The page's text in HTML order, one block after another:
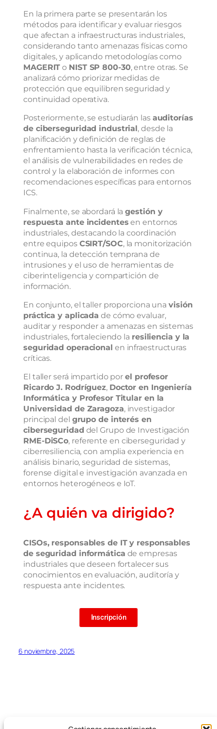
En la primera parte se presentarán los
métodos para identificar y evaluar riesgos
que afectan a infraestructuras industriales,
considerando tanto amenazas físicas como
digitales, y aplicando metodologías como
MAGERIT o NIST SP 800-30, entre otras. Se
analizará cómo priorizar medidas de
protección que equilibren seguridad y
continuidad operativa.
Posteriormente, se estudiarán las auditorías
de ciberseguridad industrial, desde la
planificación y definición de reglas de
enfrentamiento hasta la verificación técnica,
el análisis de vulnerabilidades en redes de
control y la elaboración de informes con
recomendaciones específicas para entornos
ICS.
Finalmente, se abordará lagestión y
respuesta ante incidentes en entornos
industriales, destacando la coordinación
entre equipos CSIRT/SOC, la monitorización
continua, la detección temprana de
intrusiones y el uso de herramientas de
ciberinteligencia y compartición de
información.
En conjunto, el taller proporciona unavisión
práctica y aplicada de cómo evaluar,
auditar y responder a amenazas en sistemas
industriales, fortaleciendo la resiliencia y la
seguridad operacional en infraestructuras
críticas.
El taller será impartido porel profesor
Ricardo J. Rodríguez, Doctor en Ingeniería
Informática y Profesor Titular en la
Universidad de Zaragoza, investigador
principal del grupo de interés en
ciberseguridad del Grupo de Investigación
RME-DiSCo, referente en ciberseguridad y
ciberresiliencia, con amplia experiencia en
análisis binario, seguridad de sistemas,
forense digital e investigación avanzada en
entornos heterogéneos e IoT.
¿A quién va dirigido?
CISOs, responsables de IT y responsables
de seguridad informática de empresas
industriales que deseen fortalecer sus
conocimientos en evaluación, auditoría y
respuesta ante incidentes.
Inscripción
6 noviembre, 2025